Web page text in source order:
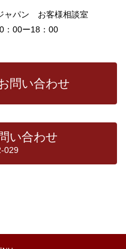
ャパン お客様相談室
：00ー18：00
問い合わせ
い合わせ
029